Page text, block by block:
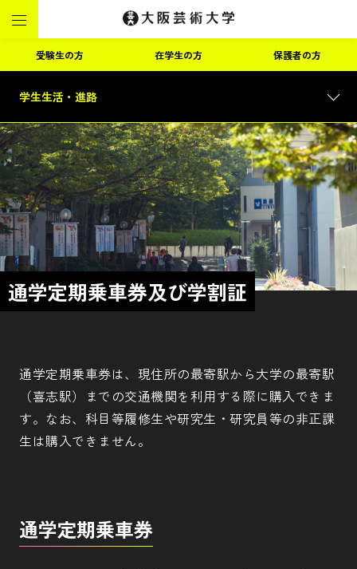
受験生の方 在学生の方 保護者の方
学生生活・進路
通学定期乗車券及び学割証
通学定期乗車券は、現住所の最寄駅から大学の最寄駅
（喜志駅）までの交通機関を利用する際に購入できま
す。なお、科目等履修生や研究生・研究員等の非正課
生は購入できません。
通学定期乗車券